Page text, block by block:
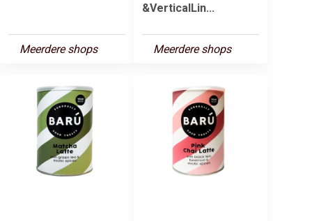
Meerdere shops
&VerticalLin...
Meerdere shops